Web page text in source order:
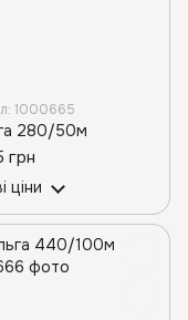
1000665
280/50м
грн
ціни